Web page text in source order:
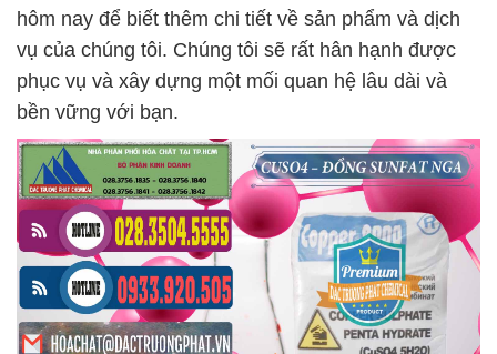
hôm nay để biết thêm chi tiết về sản phẩm và dịch
vụ của chúng tôi. Chúng tôi sẽ rất hân hạnh được
phục vụ và xây dựng một mối quan hệ lâu dài và
bền vững với bạn.